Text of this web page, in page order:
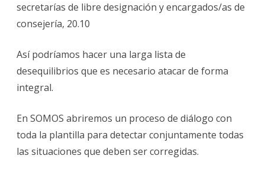
secretarías de libre designación y encargados/as de
consejería, 20.10
Así podríamos hacer una larga lista de
desequilibrios que es necesario atacar de forma
integral.
En SOMOS abriremos un proceso de diálogo con
toda la plantilla para detectar conjuntamente todas
las situaciones que deben ser corregidas.